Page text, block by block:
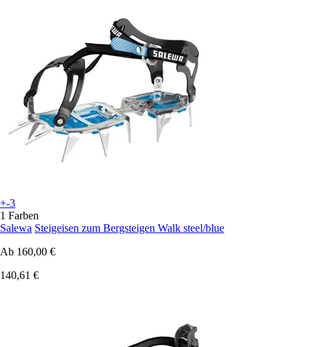
+-3
1 Farben
Salewa Steigeisen zum Bergsteigen Walk steel/blue
Ab 160,00 €
140,61 €